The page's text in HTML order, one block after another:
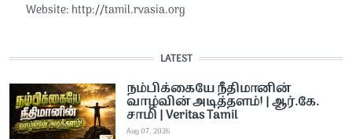
Website: http://tamil.rvasia.org
LATEST
நம்பிக்கையே நீதிமானின்
வாழ்வின் அடித்தளம்! | ஆர்.கே.
சாமி | Veritas Tamil
Aug 07, 2026